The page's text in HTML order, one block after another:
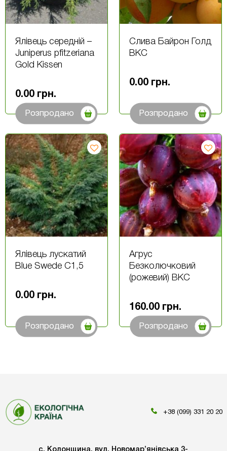
Ялівець середній –
Juniperus pfitzeriana
Gold Kissen
0.00 грн.
Розпродано
Слива Байрон Голд
ВКС
0.00 грн.
Розпродано
Ялівець лускатий
Blue Swede С1,5
0.00 грн.
Розпродано
Агрус
Безколючковий
(рожевий) ВКС
160.00 грн.
Розпродано
+38 (099) 331 20 20
с. Колонщина, вул. Новомар’янівська 3-